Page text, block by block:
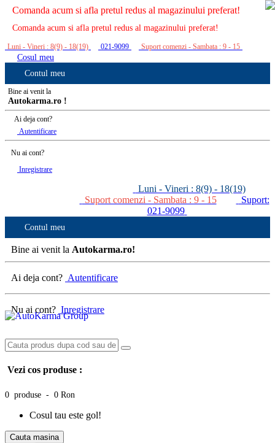
Comanda acum si afla pretul redus al magazinului preferat!
Comanda acum si afla pretul redus al magazinului preferat!
Luni - Vineri : 8(9) - 18(19) 021-9099 Suport comenzi - Sambata : 9 - 15
Cosul meu
Contul meu
Bine ai venit la
Autokarma.ro !
Ai deja cont?
Autentificare
Nu ai cont?
Inregistrare
Luni - Vineri : 8(9) - 18(19)
Suport comenzi - Sambata : 9 - 15
Suport:
021-9099
Contul meu
Bine ai venit la Autokarma.ro!
Ai deja cont? Autentificare
Nu ai cont? Inregistrare
Vezi cos produse :
0 produse - 0 Ron
Cosul tau este gol!
Cauta masina